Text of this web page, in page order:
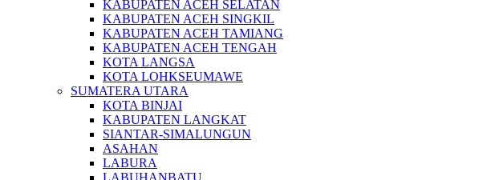
KABUPATEN ACEH SELATAN
KABUPATEN ACEH SINGKIL
KABUPATEN ACEH TAMIANG
KABUPATEN ACEH TENGAH
KOTA LANGSA
KOTA LOHKSEUMAWE
SUMATERA UTARA
KOTA BINJAI
KABUPATEN LANGKAT
SIANTAR-SIMALUNGUN
ASAHAN
LABURA
LABUHANBATU